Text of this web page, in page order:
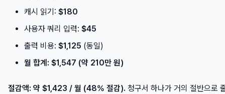
캐시 읽기: $180
사용자 쿼리 입력: $45
출력 비용: $1,125 (동일)
월 합계: $1,547 (약 210만 원)
절감액: 약 $1,423 / 월 (48% 절감). 청구서 하나가 거의 절반으로